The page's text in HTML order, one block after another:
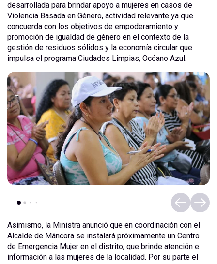
desarrollada para brindar apoyo a mujeres en casos de
Violencia Basada en Género, actividad relevante ya que
concuerda con los objetivos de empoderamiento y
promoción de igualdad de género en el contexto de la
gestión de residuos sólidos y la economía circular que
impulsa el programa Ciudades Limpias, Océano Azul.
Asimismo, la Ministra anunció que en coordinación con el
Alcalde de Máncora se instalará próximamente un Centro
de Emergencia Mujer en el distrito, que brinde atención e
información a las mujeres de la localidad. Por su parte el